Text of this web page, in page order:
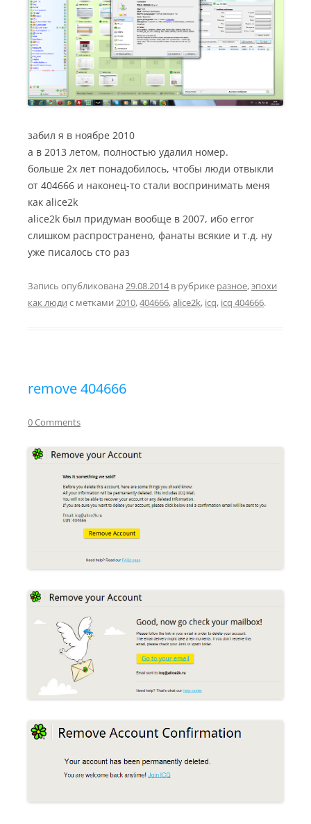
забил я в ноябре 2010
а в 2013 летом, полностью удалил номер.
больше 2х лет понадобилось, чтобы люди отвыкли
от 404666 и наконец-то стали воспринимать меня
как alice2k
alice2k был придуман вообще в 2007, ибо error
слишком распространено, фанаты всякие и т.д. ну
уже писалось сто раз
Запись опубликована 29.08.2014в рубрике разное,эпохи
как люди с метками 2010,404666,alice2k, icq, icq 404666.
remove 404666
0 Comments